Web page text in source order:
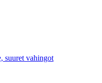
suuret vahingot